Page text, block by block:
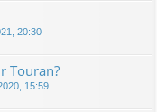
20:30
Touran?
15:59